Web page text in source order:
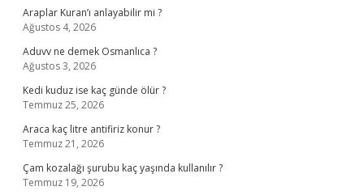
Araplar Kuran’ı anlayabilir mi ?
Ağustos 4, 2026
Aduvv ne demek Osmanlıca ?
Ağustos 3, 2026
Kedi kuduz ise kaç günde ölür ?
Temmuz 25, 2026
Araca kaç litre antifiriz konur ?
Temmuz 21, 2026
Çam kozalağı şurubu kaç yaşında kullanılır ?
Temmuz 19, 2026